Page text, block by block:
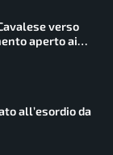
verso
aperto ai
all’esordio da